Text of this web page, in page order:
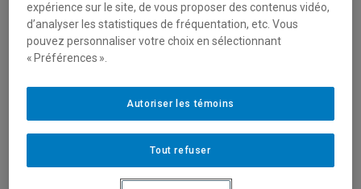
Trimestre d'été 2026
Trimestre intensif : du 4 mai au 23 juin 2026
Trimestre régulier : du 4 mai au 14 août 2026
Pour connaître les périodes d'inscription et autres dates
importantes du trimestre d'été, consultez le
universitaire.
expérience sur le site, de vous proposer des contenus vidéo,
d’analyser les statistiques de fréquentation, etc. Vous
pouvez personnaliser votre choix en sélectionnant
« Préférences ».
Tout refuser
Autoriser les témoins